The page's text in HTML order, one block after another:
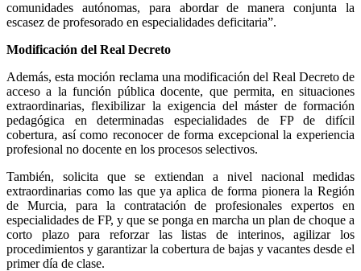
comunidades autónomas, para abordar de manera conjunta la
escasez de profesorado en especialidades deficitaria”.
Modificación del Real Decreto
Además, esta moción reclama una modificación del Real Decreto de
acceso a la función pública docente, que permita, en situaciones
extraordinarias, flexibilizar la exigencia del máster de formación
pedagógica en determinadas especialidades de FP de difícil
cobertura, así como reconocer de forma excepcional la experiencia
profesional no docente en los procesos selectivos.
También, solicita que se extiendan a nivel nacional medidas
extraordinarias como las que ya aplica de forma pionera la Región
de Murcia, para la contratación de profesionales expertos en
especialidades de FP, y que se ponga en marcha un plan de choque a
corto plazo para reforzar las listas de interinos, agilizar los
procedimientos y garantizar la cobertura de bajas y vacantes desde el
primer día de clase.